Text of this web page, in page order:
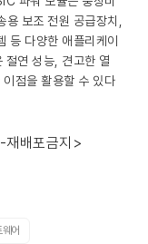
용 보조 전원 공급장치,
등 다양한 애플리케이
절연 성능, 견고한 열
점을 활용할 수 있다
재배포금지>
어